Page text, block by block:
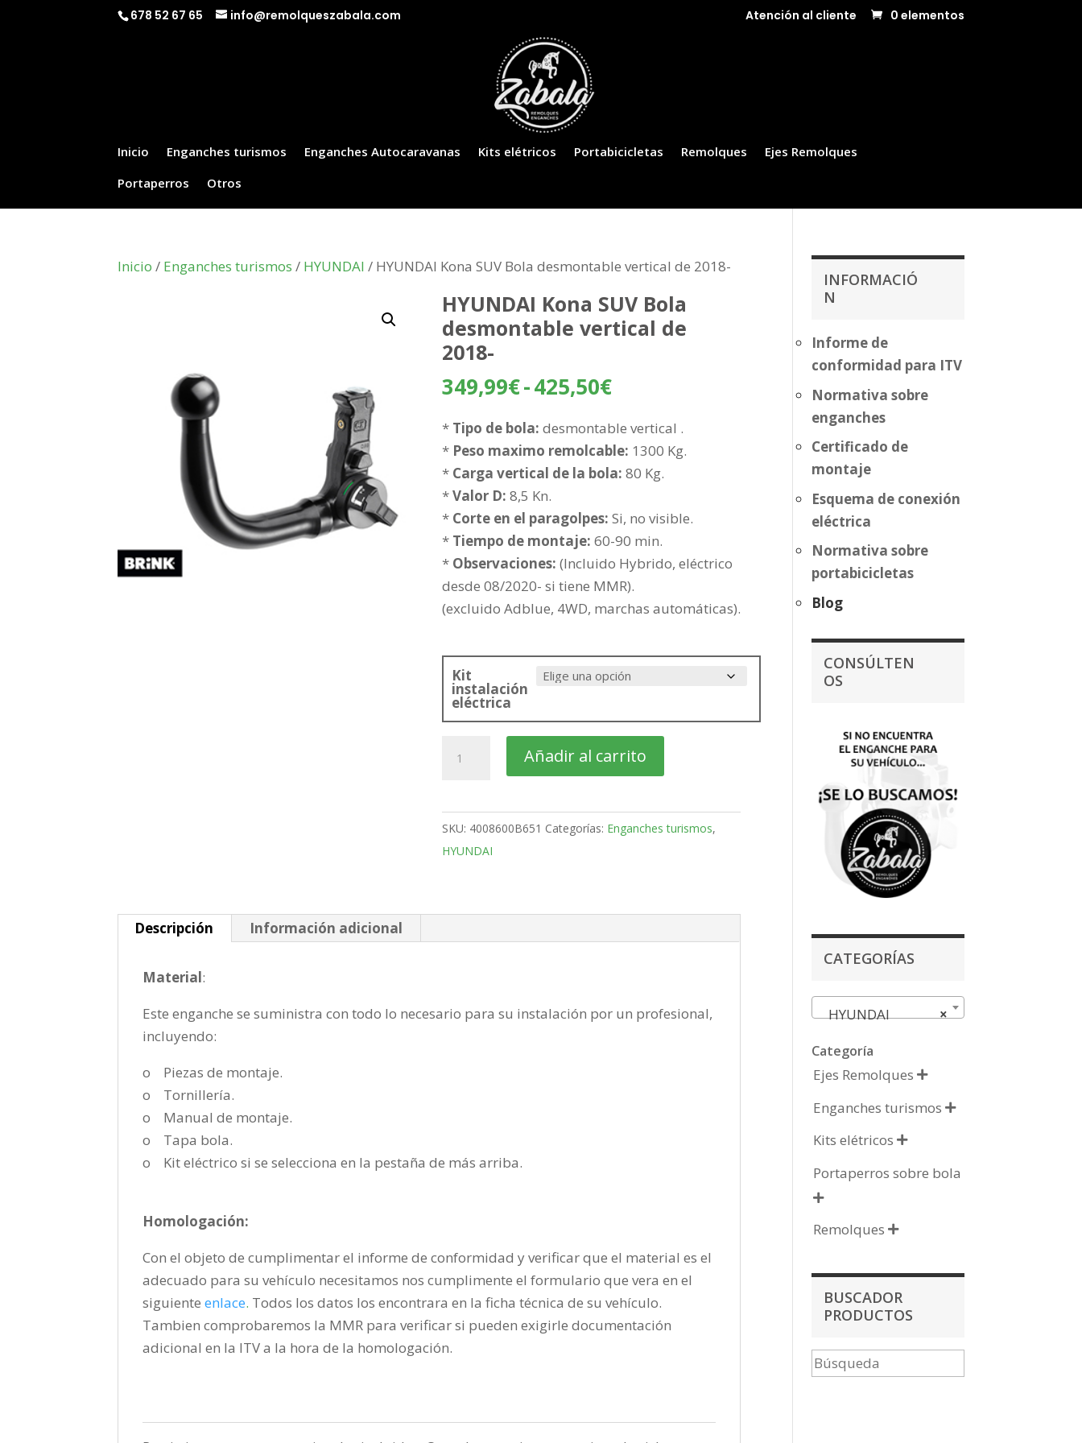
678 52 67 65 info@remolqueszabala.com Atención al cliente 0 elementos
Inicio Enganches turismos Enganches Autocaravanas Kits elétricos Portabicicletas Remolques
Ejes Remolques
Portaperros
Otros
Inicio / Enganches turismos / HYUNDAI / HYUNDAI Kona SUV Bola desmontable vertical de 2018-
HYUNDAI Kona SUV Bola
desmontable vertical de
2018-
349,99€-425,50€Rango
precios:
desde
349,99€
425,50€
* Tipo de bola: desmontable vertical .
* Peso maximo remolcable: 1300 Kg.
* Carga vertical de la bola: 80 Kg.
*Valor D: 8,5 Kn.
* Corte en el paragolpes: Si, no visible.
* Tiempo de montaje: 60-90 min.
* Observaciones: (Incluido Hybrido, eléctrico
desde 08/2020- si tiene MMR).
(excluido Adblue, 4WD, marchas automáticas).
Kit
instalación
eléctrica
Kona
Bola
desmontable
vertical
Añadir al carrito
SKU: 4008600B651 Categorías: Enganches turismos,
HYUNDAI
Descripción Información adicional
Material:
Este enganche se suministra con todo lo necesario para su instalación por un profesional,
incluyendo:
o Piezas de montaje.
o Tornillería.
o Manual de montaje.
o Tapa bola.
o Kit eléctrico si se selecciona en la pestaña de más arriba.
Homologación:
Con el objeto de cumplimentar el informe de conformidad y verificar que el material es el
adecuado para su vehículo necesitamos nos cumplimente el formulario que vera en el
siguienteenlace. Todos los datos los encontrara en la ficha técnica de su vehículo.
Tambien comprobaremos la MMR para verificar si pueden exigirle documentación
adicional en la ITV a la hora de la homologación.
INFORMACIÓ
N
Informe de
conformidad para ITV
Normativa sobre
enganches
Certificado de
montaje
Esquema de conexión
eléctrica
Normativa sobre
portabicicletas
Blog
CONSÚLTEN
OS
CATEGORÍAS
×
HYUNDAI
Categoría
Ejes Remolques 
Enganches turismos 
Kits elétricos 
Portaperros sobre bola

Remolques 
BUSCADOR
PRODUCTOS